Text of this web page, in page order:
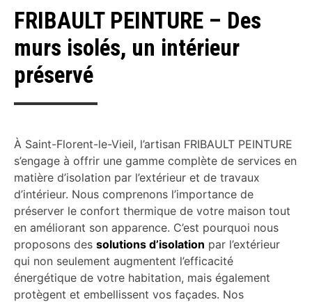
FRIBAULT PEINTURE – Des
murs isolés, un intérieur
préservé
À Saint-Florent-le-Vieil, l’artisan FRIBAULT PEINTURE
s’engage à offrir une gamme complète de services en
matière d’isolation par l’extérieur et de travaux
d’intérieur. Nous comprenons l’importance de
préserver le confort thermique de votre maison tout
en améliorant son apparence. C’est pourquoi nous
proposons des solutions d’isolation par l’extérieur
qui non seulement augmentent l’efficacité
énergétique de votre habitation, mais également
protègent et embellissent vos façades. Nos